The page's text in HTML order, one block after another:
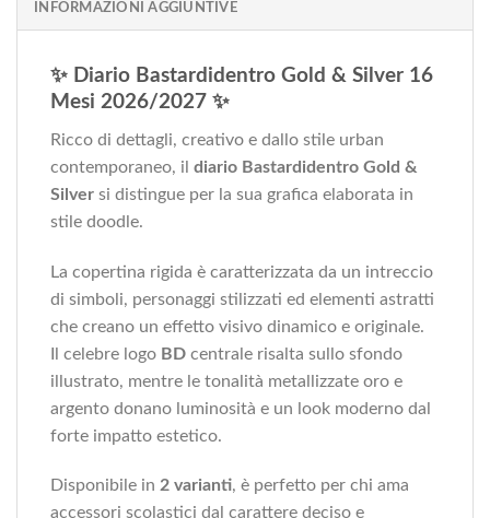
INFORMAZIONI AGGIUNTIVE
✨ Diario Bastardidentro Gold & Silver 16
Mesi 2026/2027 ✨
Ricco di dettagli, creativo e dallo stile urban
contemporaneo, il diario Bastardidentro Gold &
Silver si distingue per la sua grafica elaborata in
stile doodle.
La copertina rigida è caratterizzata da un intreccio
di simboli, personaggi stilizzati ed elementi astratti
che creano un effetto visivo dinamico e originale.
Il celebre logo BD centrale risalta sullo sfondo
illustrato, mentre le tonalità metallizzate oro e
argento donano luminosità e un look moderno dal
forte impatto estetico.
Disponibile in 2 varianti, è perfetto per chi ama
accessori scolastici dal carattere deciso e